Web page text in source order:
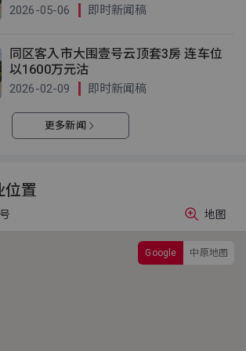
2026-05-06 即时新闻稿
同区客入市大围壹号云顶套3房 连车位
以1600万元沽
2026-02-09 即时新闻稿
更多新闻
位置
Google 中原地图
地图